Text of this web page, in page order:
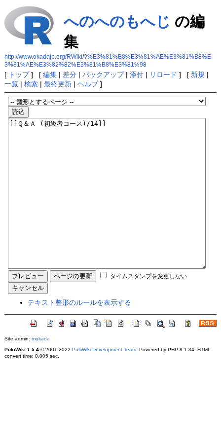
へのへのもへじ の編
集
http://www.okadajp.org/RWiki/?%E3%81%B8%E3%81%AE%E3%81%B8%E
3%81%AE%E3%82%82%E3%81%B8%E3%81%98
[ トップ] [ 編集| 差分| バックアップ| 添付| リロード ] [ 新規 |
一覧| 検索| 最終更新| ヘルプ]
タイムスタンプを変更しない
テキスト整形のルールを表示する
Site admin: mokada
PukiWiki 1.5.4© 2001-2022 PukiWiki Development Team. Powered by PHP 8.1.34. HTML
convert time: 0.005 sec.